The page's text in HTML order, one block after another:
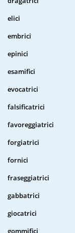
elici
embrici
epinici
esamifici
evocatrici
falsificatrici
favoreggiatrici
forgiatrici
fornici
fraseggiatrici
gabbatrici
giocatrici
gommifici